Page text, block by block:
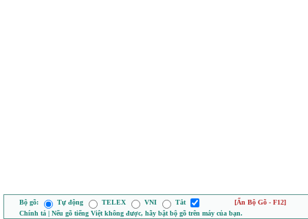
Bộ gõ: Tự động TELEX VNI Tắt
[Ẩn Bộ Gõ - F12]
Chính tả | Nếu gõ tiếng Việt không được, hãy bật bộ gõ trên máy của bạn.